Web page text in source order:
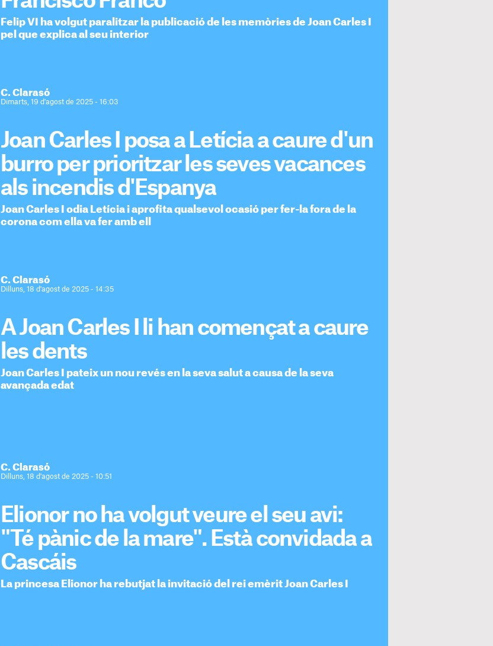
Felip VI ha volgut paralitzar la publicació de les memòries de Joan Carles I
pel que explica al seu interior
C. Clarasó
Dimarts, 19 d'agost de 2025 - 16:03
Joan Carles I posa a Letícia a caure d'un
burro per prioritzar les seves vacances
als incendis d'Espanya
Joan Carles I odia Letícia i aprofita qualsevol ocasió per fer-la fora de la
corona com ella va fer amb ell
C. Clarasó
Dilluns, 18 d'agost de 2025 - 14:35
A Joan Carles I li han començat a caure
les dents
Joan Carles I pateix un nou revés en la seva salut a causa de la seva
avançada edat
C. Clarasó
Dilluns, 18 d'agost de 2025 - 10:51
Elionor no ha volgut veure el seu avi:
"Té pànic de la mare". Està convidada a
Cascáis
La princesa Elionor ha rebutjat la invitació del rei emèrit Joan Carles I